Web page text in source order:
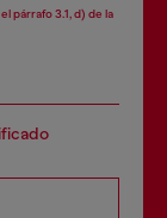
párrafo 3.1, d) de la